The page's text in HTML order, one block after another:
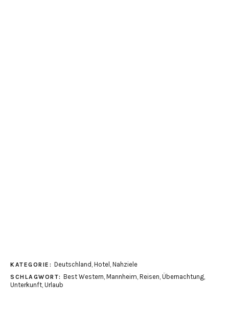
KATEGORIE: Deutschland , Hotel , Nahziele
SCHLAGWORT: Best Western, Mannheim, Reisen, Übernachtung,
Unterkunft, Urlaub